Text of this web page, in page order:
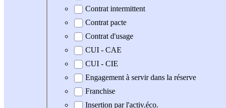
Contrat intermittent
Contrat pacte
Contrat d'usage
CUI - CAE
CUI - CIE
Engagement à servir dans la réserve
Franchise
Insertion par l'activ.éco.